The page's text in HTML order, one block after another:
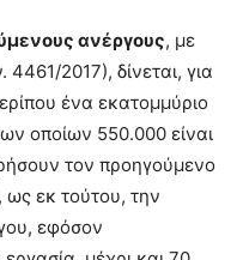
ανέργους, με
4461/2017), δίνεται, για
ένα εκατομμύριο
οποίων 550.000 είναι
τον προηγούμενο
εκ τούτου, την
εφόσον